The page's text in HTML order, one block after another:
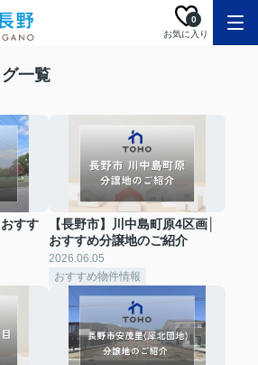
お気に入り
0
一覧
すす
【長野市】川中島町原4区画│
おすすめ分譲地のご紹介
2026.06.05
おすすめ物件情報